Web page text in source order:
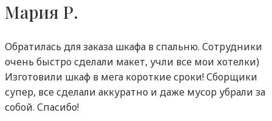
Мария Р.
Обратилась для заказа шкафа в спальню. Сотрудники
очень быстро сделали макет, учли все мои хотелки)
Изготовили шкаф в мега короткие сроки! Сборщики
супер, все сделали аккуратно и даже мусор убрали за
собой. Спасибо!